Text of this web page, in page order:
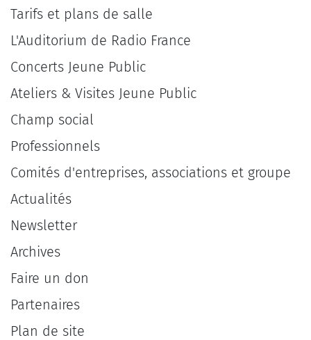
Tarifs et plans de salle
L'Auditorium de Radio France
Concerts Jeune Public
Ateliers & Visites Jeune Public
Champ social
Professionnels
Comités d'entreprises, associations et groupe
Actualités
Newsletter
Archives
Faire un don
Partenaires
Plan de site